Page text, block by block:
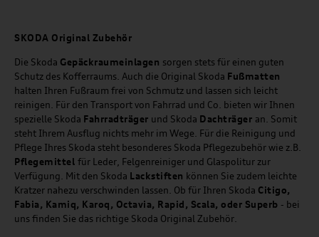
SKODA Original Zubehör
Die Skoda Gepäckraumeinlagen sorgen stets für einen guten
Schutz des Kofferraums. Auch die Original Skoda Fußmatten
halten Ihren Fußraum frei von Schmutz und lassen sich leicht
reinigen. Für den Transport von Fahrrad und Co. bieten wir Ihnen
spezielle Skoda Fahrradträger und Skoda Dachträger an. Somit
steht Ihrem Ausflug nichts mehr im Wege. Für die Reinigung und
Pflege Ihres Skoda steht besonderes Skoda Pflegezubehör wie z.B.
Pflegemittel für Leder, Felgenreiniger und Glaspolitur zur
Verfügung. Mit den Skoda Lackstiften können Sie zudem leichte
Kratzer nahezu verschwinden lassen. Ob für Ihren Skoda Citigo,
Fabia, Kamiq, Karoq, Octavia, Rapid, Scala, oder Superb - bei
uns finden Sie das richtige Skoda Original Zubehör.